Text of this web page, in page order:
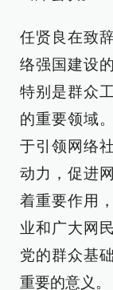
任贤良在致
络强国建设
特别是群众
的重要领域
于引领网络
动力，促进
着重要作用
业和广大网
党的群众基
重要的意义。